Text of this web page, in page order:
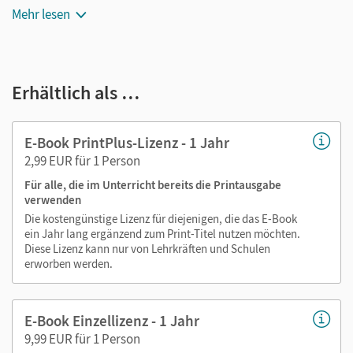
Rucksäcke und ist jederzeit unkompliziert verfügbar.
Notizen erstellen
Markierungen setzen
Text ergänzen
Lesezeichen hinzufügen
im Text suchen
zoomen
Die Medien sind wichtige Bestandteile dieses E-Books. Sie
sind seitengenau platziert, damit Sie und Ihre Schüler/-innen
jederzeit unkompliziert darauf zugreifen können. So
gestalten Sie das Lehren und Lernen zeitsparend und
abwechslungsreich. Kein Medienwechsel! Kein
zeitaufwendiges Suchen!
Mehr lesen
Erhältlich als …
E-Book PrintPlus-Lizenz - 1 Jahr
2,99 EUR für 1 Person
Für alle, die im Unterricht bereits die Printausgabe
verwenden
Die kostengünstige Lizenz für diejenigen, die das E-Book
ein Jahr lang ergänzend zum Print-Titel nutzen möchten.
Diese Lizenz kann nur von Lehrkräften und Schulen
erworben werden.
E-Book Einzellizenz - 1 Jahr
9,99 EUR für 1 Person